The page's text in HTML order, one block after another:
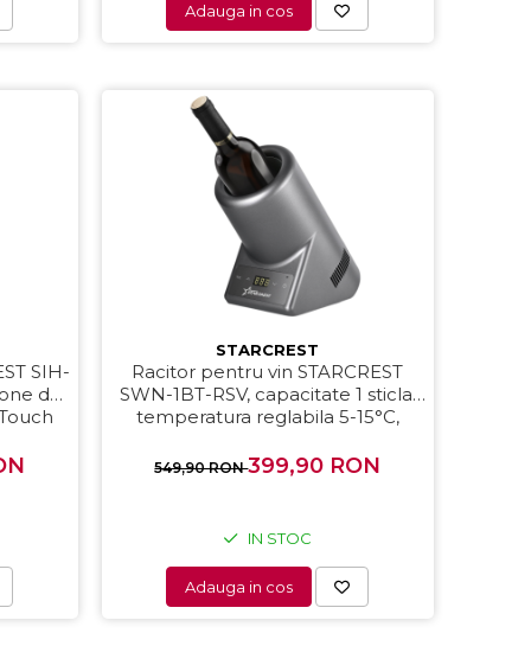
Adauga in cos
SIH-
de
STARCREST
Racitor pentru vin STARCREST
SWN-1BT-RSV, capacitate 1 sticla,
temperatura reglabila 5-15°C,
549,90 RON399,90 RON
IN STOC
Adauga in cos